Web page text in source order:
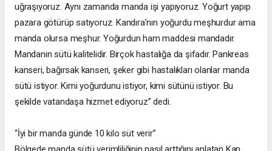
uğraşıyoruz. Aynı zamanda manda işi yapıyoruz. Yoğurt yapıp
pazara götürüp satıyoruz. Kandıra’nın yoğurdu meşhurdur ama
manda olursa meşhur. Yoğurdun ham maddesi mandadır.
Mandanın sütü kalitelidir. Birçok hastalığa da şifadır. Pankreas
kanseri, bağırsak kanseri, şeker gibi hastalıkları olanlar manda
sütü istiyor. Kimi yoğurdunu istiyor, kimi sütünü istiyor. Bu
şekilde vatandaşa hizmet ediyoruz” dedi.
“İyi bir manda günde 10 kilo süt verir”